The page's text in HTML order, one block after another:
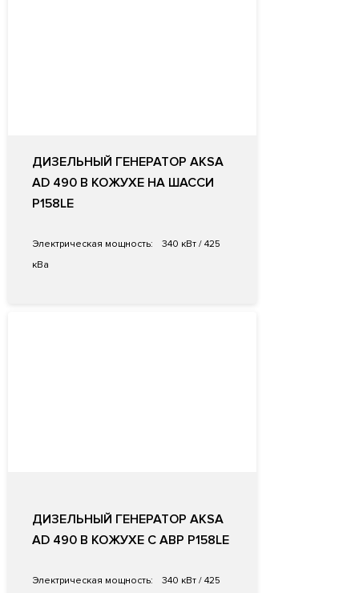
ДИЗЕЛЬНЫЙ ГЕНЕРАТОР AKSA
AD 490 В КОЖУХЕ НА ШАССИ
P158LE
Электрическая мощность:
340 кВт / 425
кВа
ДИЗЕЛЬНЫЙ ГЕНЕРАТОР AKSA
AD 490 В КОЖУХЕ С АВР P158LE
Электрическая мощность:
340 кВт / 425